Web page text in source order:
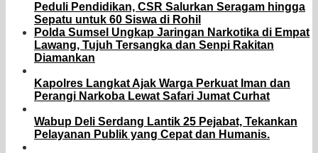
Peduli Pendidikan, CSR Salurkan Seragam hingga
Sepatu untuk 60 Siswa di Rohil
Polda Sumsel Ungkap Jaringan Narkotika di Empat
Lawang, Tujuh Tersangka dan Senpi Rakitan
Diamankan
Kapolres Langkat Ajak Warga Perkuat Iman dan
Perangi Narkoba Lewat Safari Jumat Curhat
Wabup Deli Serdang Lantik 25 Pejabat, Tekankan
Pelayanan Publik yang Cepat dan Humanis.